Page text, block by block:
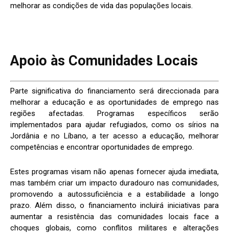
melhorar as condições de vida das populações locais.
Apoio às Comunidades Locais
Parte significativa do financiamento será direccionada para
melhorar a educação e as oportunidades de emprego nas
regiões afectadas. Programas específicos serão
implementados para ajudar refugiados, como os sírios na
Jordânia e no Líbano, a ter acesso a educação, melhorar
competências e encontrar oportunidades de emprego.
Estes programas visam não apenas fornecer ajuda imediata,
mas também criar um impacto duradouro nas comunidades,
promovendo a autossuficiência e a estabilidade a longo
prazo. Além disso, o financiamento incluirá iniciativas para
aumentar a resistência das comunidades locais face a
choques globais, como conflitos militares e alterações